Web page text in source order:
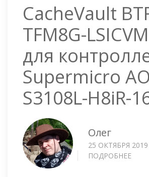
CacheVault
TFM8G-
для
Supermicro
S3108L-H8iR-
Олег
25 ОКТЯБРЯ 2019
ПОДРОБНЕЕ